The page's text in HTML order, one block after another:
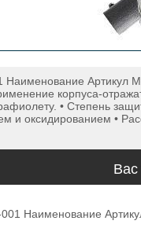
Наименование
корпуса-
• Cтепень
оксидированием •
Вас
Наименование